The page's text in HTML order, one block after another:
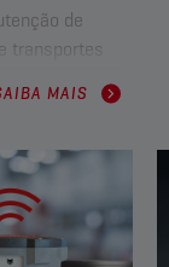
de
transportes
os
d.o.o. Ao
em 20
intervals,
óleo
a sua frota de
MAIS